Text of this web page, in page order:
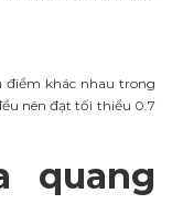
điểm khác nhau trong
nên đạt tối thiểu 0.7
quang